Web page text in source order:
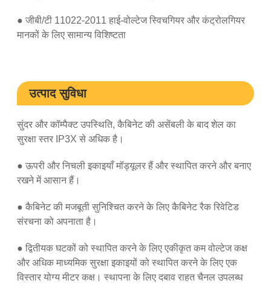
● जीबी/टी 11022-2011 हाई-वोल्टेज स्विचगियर और कंट्रोलगियर
मानकों के लिए सामान्य विशिष्टता
उत्पाद सुविधा
सुंदर और कॉम्पैक्ट उपस्थिति, कैबिनेट की असेंबली के बाद शेल का
सुरक्षा स्तर IP3X से अधिक है।
● ऊपरी और निचली इकाइयाँ मॉड्यूलर हैं और स्थापित करने और बनाए
रखने में आसान हैं।
● कैबिनेट की मजबूती सुनिश्चित करने के लिए कैबिनेट रैक रिवेटिड
संरचना को अपनाता है।
● द्वितीयक घटकों को स्थापित करने के लिए एकीकृत कम वोल्टेज कक्ष
और अधिक माध्यमिक सुरक्षा इकाइयों को स्थापित करने के लिए एक
विस्तार योग्य मीटर कक्ष। स्थापना के लिए दबाव राहत चैनल उपलब्ध